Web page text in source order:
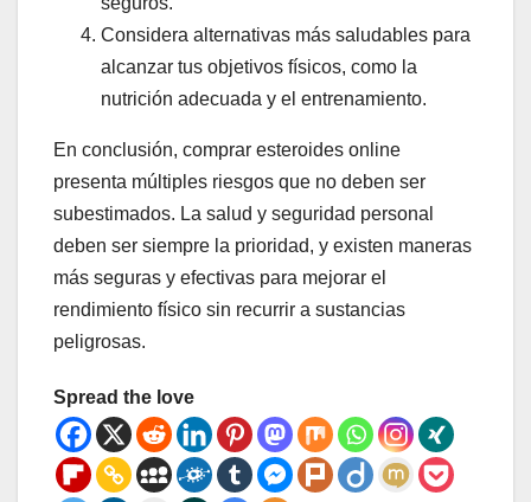
Considera alternativas más saludables para
alcanzar tus objetivos físicos, como la
nutrición adecuada y el entrenamiento.
En conclusión, comprar esteroides online
presenta múltiples riesgos que no deben ser
subestimados. La salud y seguridad personal
deben ser siempre la prioridad, y existen maneras
más seguras y efectivas para mejorar el
rendimiento físico sin recurrir a sustancias
peligrosas.
Spread the love